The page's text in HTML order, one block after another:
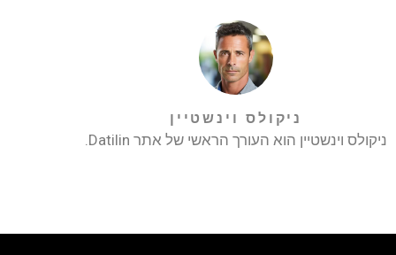
ניקולס וינשטיין
ניקולס וינשטיין הוא העורך הראשי של אתר Datilin.